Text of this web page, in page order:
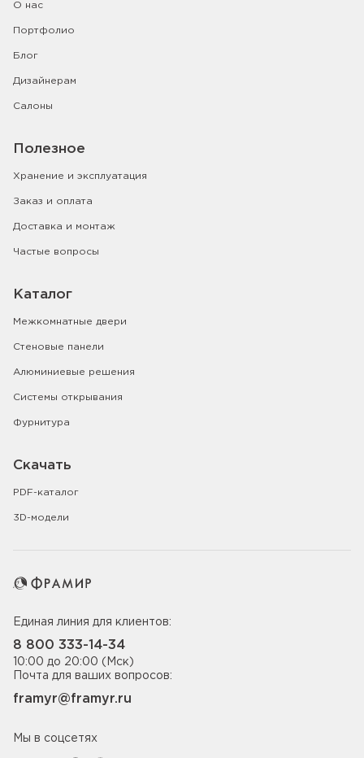
О нас
Портфолио
Блог
Дизайнерам
Салоны
Полезное
Хранение и эксплуатация
Заказ и оплата
Доставка и монтаж
Частые вопросы
Каталог
Межкомнатные двери
Стеновые панели
Алюминиевые решения
Системы открывания
Фурнитура
Скачать
PDF-каталог
3D-модели
Единая линия для клиентов:
8 800 333-14-34
10:00 до 20:00 (Мск)
Почта для ваших вопросов:
framyr@framyr.ru
Мы в соцсетях